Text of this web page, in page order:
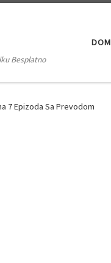
Besplatno
DOM
7 Epizoda Sa Prevodom